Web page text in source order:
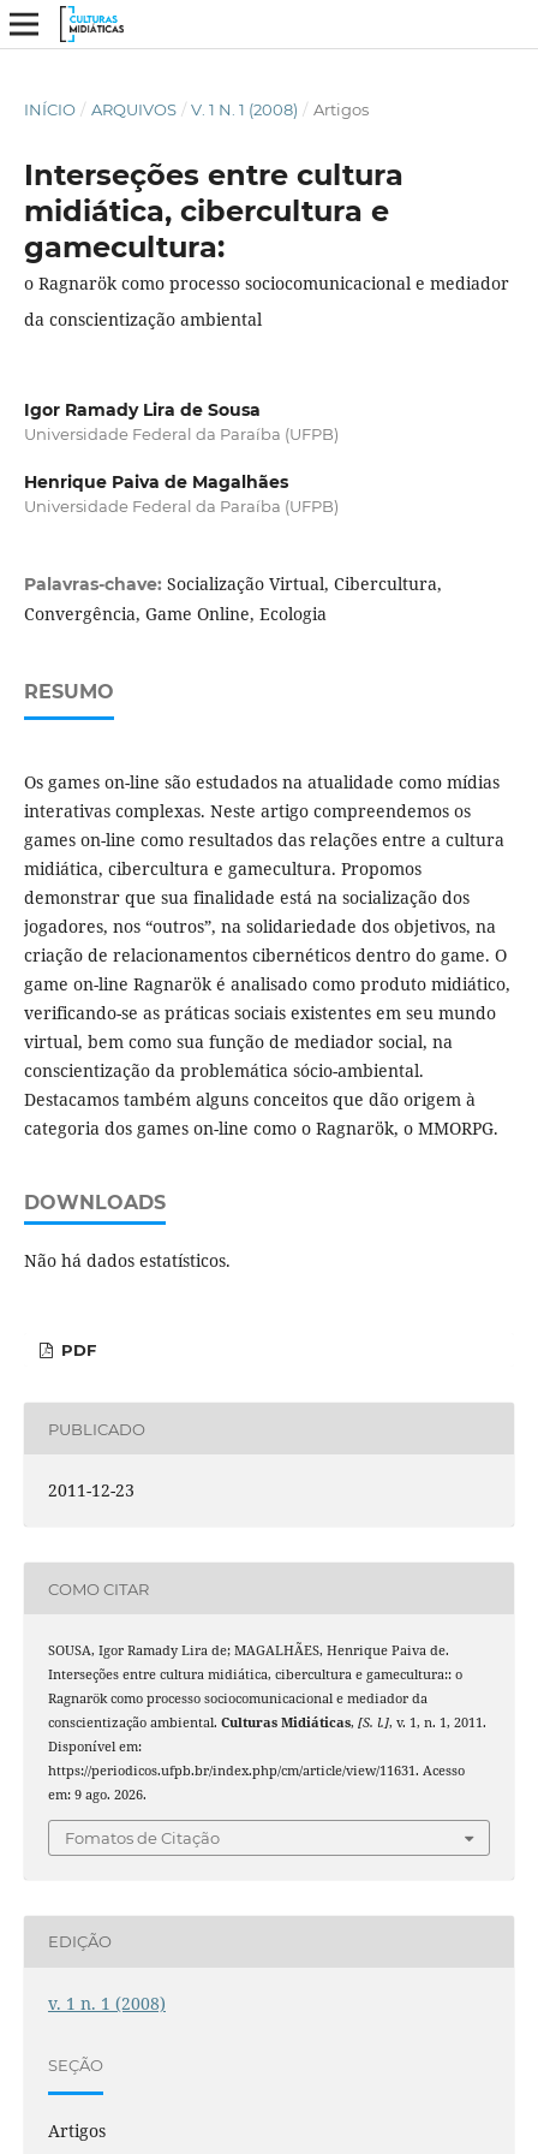
INÍCIO / ARQUIVOS / V. 1 N. 1 (2008) / Artigos
Interseções entre cultura
midiática, cibercultura e
gamecultura:
o Ragnarök como processo sociocomunicacional e mediador
da conscientização ambiental
Igor Ramady Lira de Sousa
Universidade Federal da Paraíba (UFPB)
Henrique Paiva de Magalhães
Universidade Federal da Paraíba (UFPB)
Palavras-chave: Socialização Virtual, Cibercultura,
Convergência, Game Online, Ecologia
RESUMO
Os games on-line são estudados na atualidade como mídias
interativas complexas. Neste artigo compreendemos os
games on-line como resultados das relações entre a cultura
midiática, cibercultura e gamecultura. Propomos
demonstrar que sua finalidade está na socialização dos
jogadores, nos “outros”, na solidariedade dos objetivos, na
criação de relacionamentos cibernéticos dentro do game. O
game on-line Ragnarök é analisado como produto midiático,
verificando-se as práticas sociais existentes em seu mundo
virtual, bem como sua função de mediador social, na
conscientização da problemática sócio-ambiental.
Destacamos também alguns conceitos que dão origem à
categoria dos games on-line como o Ragnarök, o MMORPG.
DOWNLOADS
Não há dados estatísticos.
PDF
PUBLICADO
2011-12-23
COMO CITAR
SOUSA, Igor Ramady Lira de; MAGALHÃES, Henrique Paiva de.
Interseções entre cultura midiática, cibercultura e gamecultura:: o
Ragnarök como processo sociocomunicacional e mediador da
conscientização ambiental. Culturas Midiáticas, [S. l.], v. 1, n. 1, 2011.
Disponível em:
https://periodicos.ufpb.br/index.php/cm/article/view/11631. Acesso
em: 9 ago. 2026.
Fomatos de Citação
EDIÇÃO
v. 1 n. 1 (2008)
SEÇÃO
Artigos